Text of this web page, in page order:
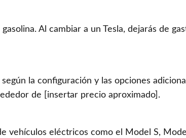
Al cambiar a un Tesla, dejarás de
la configuración y las opciones
de [insertar precio aproximado].
vehículos eléctricos como el Model S,